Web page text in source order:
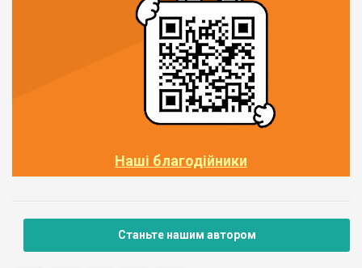
Наші благодійники
Станьте нашим автором